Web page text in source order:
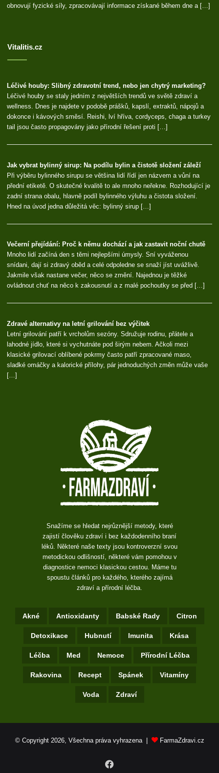
obnovují fyzické síly, zpracovávají informace získané během dne a […]
Vitalitis.cz
Léčivé houby: Slibný zdravotní trend, nebo jen chytrý marketing?
Léčivé houby se staly jedním z největších trendů ve světě zdraví a
wellness. Dnes je najdete v podobě prášků, kapslí, extraktů, nápojů a
dokonce i kávových směsí. Reishi, lví hříva, cordyceps, chaga a turkey
tail jsou často propagovány jako přírodní řešení proti […]
Jak vybrat bylinný sirup: Na podílu bylin a čistotě složení záleží
Při výběru bylinného sirupu se většina lidí řídí jen názvem a vůní na
přední etiketě. O skutečné kvalitě to ale mnoho neřekne. Rozhodující je
zadní strana obalu, hlavně podíl bylinného výluhu a čistota složení.
Hned na úvod jedna důležitá věc: bylinný sirup […]
Večerní přejídání: Proč k němu dochází a jak zastavit noční chutě
Mnoho lidí začíná den s těmi nejlepšími úmysly. Sní vyváženou
snídani, dají si zdravý oběd a celé odpoledne se snaží jíst uvážlivě.
Jakmile však nastane večer, něco se změní. Najednou je těžké
ovládnout chuť na něco k zakousnutí a z malé pochoutky se před […]
Zdravé alternativy na letní grilování bez výčitek
Letní grilování patří k vrcholům sezóny. Sdružuje rodinu, přátele a
lahodné jídlo, které si vychutnáte pod širým nebem. Ačkoli mezi
klasické grilovací oblíbené pokrmy často patří zpracované maso,
sladké omáčky a kalorické přílohy, pár jednoduchých změn může vaše
[…]
Snažíme se hledat nejrůznější metody, které
zajistí člověku zdraví i bez každodenního braní
léků. Některé naše texty jsou kontroverzní svou
metodickou odlišností, některé vám pomohou v
diagnostice nemoci klasickou cestou. Máme tu
spoustu článků pro každého, kterého zajímá
zdraví a přírodní léčba.
Akné Antioxidanty Babské Rady Citron
Detoxikace Hubnutí Imunita Krása
Léčba Med Nemoce Přírodní Léčba
Rakovina Recept Spánek Vitamíny
Voda Zdraví
© Copyright 2026, Všechna práva vyhrazena | FarmaZdravi.cz